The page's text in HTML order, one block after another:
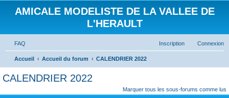
AMICALE MODELISTE DE LA VALLEE DE
L'HERAULT
FAQ Connexion
Inscription
Accueil Accueil du forum CALENDRIER 2022
CALENDRIER 2022
Marquer tous les sous-forums comme lus